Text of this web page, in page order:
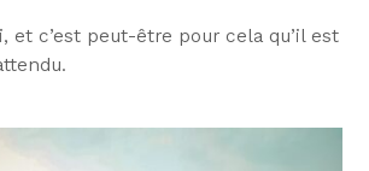
et c’est peut-être pour cela qu’il est